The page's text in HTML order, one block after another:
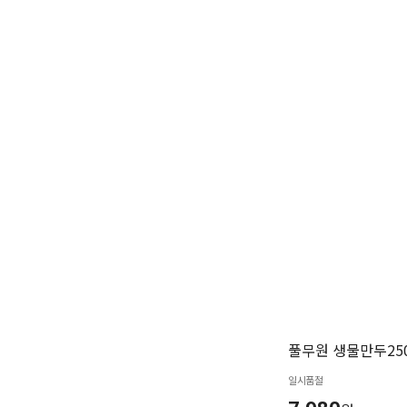
풀무원 생물만두
일시품절